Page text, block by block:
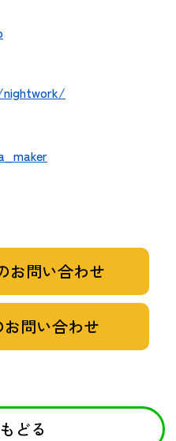
お問い合わせ
問い合わせ
どる